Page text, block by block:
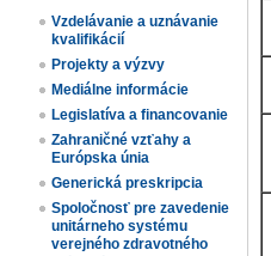
Vzdelávanie a uznávanie
kvalifikácií
Projekty a výzvy
Mediálne informácie
Legislatíva a financovanie
Zahraničné vzťahy a
Európska únia
Generická preskripcia
Spoločnosť pre zavedenie
unitárneho systému
verejného zdravotného